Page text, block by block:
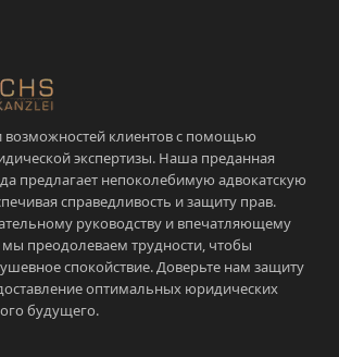
возможностей клиентов с помощью
экспертизы. Наша преданная
предлагает непоколебимую адвокатскую
справедливость и защиту прав.
руководству и впечатляющему
мы преодолеваем трудности, чтобы
спокойствие. Доверьте нам защиту
оптимальных юридических
будущего.